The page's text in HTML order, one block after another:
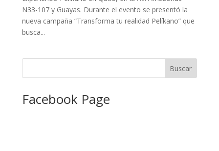
N33-107 y Guayas. Durante el evento se presentó la
nueva campaña “Transforma tu realidad Pelíkano” que
busca...
Facebook Page